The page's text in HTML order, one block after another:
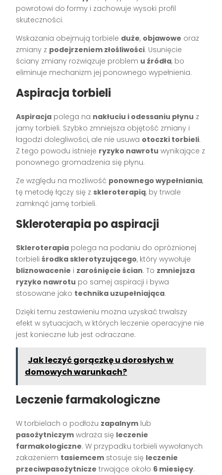
powrotowi do formy i zachowuje wysoki profil
skuteczności.
Wskazania obejmują torbiele duże, objawowe oraz
zmiany z podejrzeniem złośliwości. Usunięcie
ściany zmiany rozwiązuje problem u źródła, bo
eliminuje mechanizm jej ponownego wypełnienia.
Aspiracja torbieli
Aspiracja polega na nakłuciu i odessaniu płynu z
jamy torbieli. Szybko zmniejsza objętość zmiany i
łagodzi dolegliwości, ale nie usuwa otoczki torbieli.
Z tego powodu istnieje ryzyko nawrotu wynikające z
ponownego gromadzenia się płynu.
Ze względu na możliwość ponownego wypełniania,
tę metodę łączy się z skleroterapią, by trwale
zamknąć jamę torbieli.
Skleroterapia po aspiracji
Skleroterapia polega na podaniu do opróżnionej
torbieliśrodka sklerotyzującego, który wywołuje
bliznowacenie i zarośnięcie ścian. To zmniejsza
ryzyko nawrotu po samej aspiracji i bywa
stosowane jako technika uzupełniająca.
Dzięki temu zestawieniu można uzyskać trwalszy
efekt w sytuacjach, w których leczenie operacyjne nie
jest konieczne lub jest odraczane.
Jak leczyć gorączkę u dorosłych w
domowych warunkach?
Leczenie farmakologiczne
W torbielach o podłożu zapalnym lub
pasożytniczym wdraża się leczenie
farmakologiczne. W przypadku torbieli wywołanych
zakażeniem tasiemcem stosuje się leczenie
przeciwpasożytnicze trwające około 6 miesięcy.